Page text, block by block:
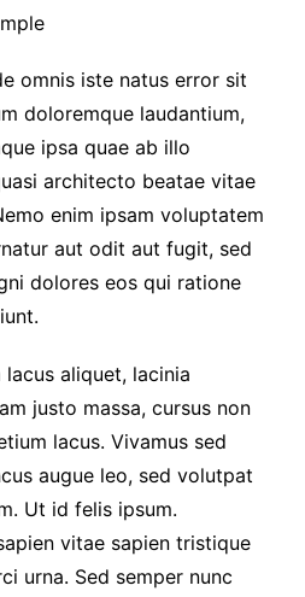
omnis iste natus error sit
doloremque laudantium,
ipsa quae ab illo
architecto beatae vitae
enim ipsam voluptatem
aut odit aut fugit, sed
dolores eos qui ratione
aliquet, lacinia
justo massa, cursus non
lacus. Vivamus sed
augue leo, sed volutpat
Ut id felis ipsum.
vitae sapien tristique
urna. Sed semper nunc